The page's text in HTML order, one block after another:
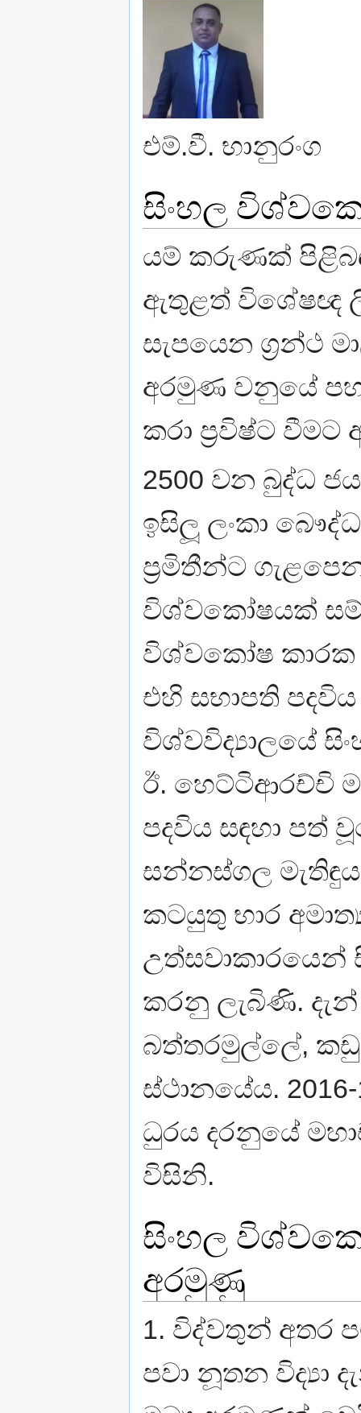
එම්.වී. භානුරංග
සිංහල
යම් කරුණක්
ඇතුළත් විශේෂඥ
සැපයෙන ග‍්‍රන්ථ
අරමුණ වනුයේ
කරා ප‍්‍රවිෂ්ට වීමට
2500 වන බුද්ධ
ඉසිලූ ලංකා
ප‍්‍රමිතීන්ට
විශ්වකෝෂයක්
විශ්වකෝෂ කාරක
එහි සභාපති
විශ්වවිද්‍යාලයේ
ඊ. හෙට්ටිආරච්චි
පදවිය සඳහා පත්
සන්නස්ගල
කටයුතු භාර
උත්සවාකාරයෙන්
කරනු ලැබිණි.
බත්තරමුල්ලේ,
ස්ථානයේය.
ධුරය දරනුයේ
විසිනි.
සිංහල
අරමුණු
1. විද්වතුන් අතර
පවා නූතන විද්‍යා